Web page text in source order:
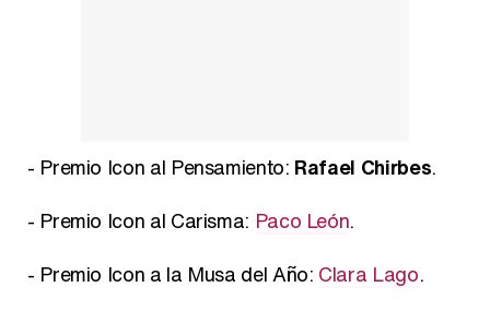
- Premio Icon al Pensamiento: Rafael Chirbes.
- Premio Icon al Carisma: Paco León.
- Premio Icon a la Musa del Año: Clara Lago.